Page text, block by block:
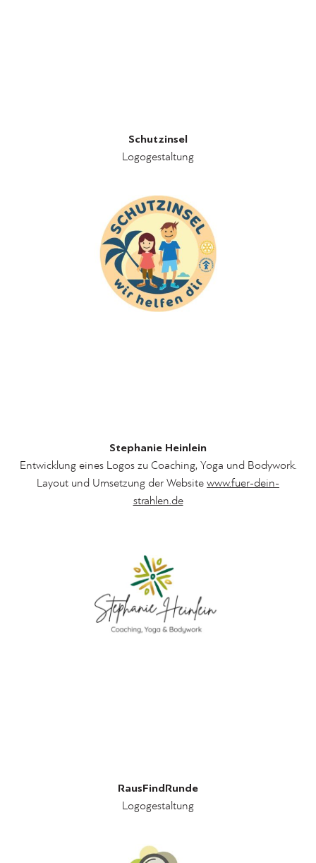
Schutzinsel
Logogestaltung
Stephanie Heinlein
Entwicklung eines Logos zu Coaching, Yoga und Bodywork.
Layout und Umsetzung der Website www.fuer-dein-
strahlen.de
RausFindRunde
Logogestaltung